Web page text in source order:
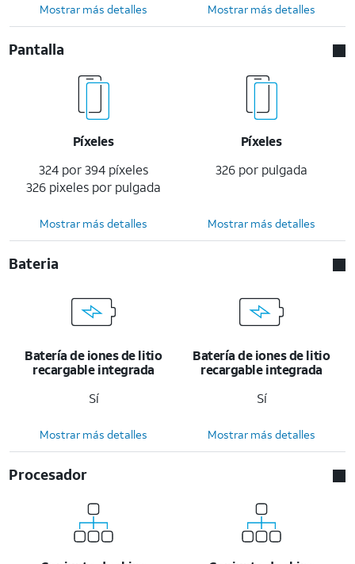
Mostrar más detalles Mostrar más detalles
Pantalla
Píxeles
324 por 394 píxeles
326 pixeles por pulgada
Píxeles
326 por pulgada
Mostrar más detalles Mostrar más detalles
Bateria
Batería de iones de litio
recargable integrada
Sí
Batería de iones de litio
recargable integrada
Sí
Mostrar más detalles Mostrar más detalles
Procesador